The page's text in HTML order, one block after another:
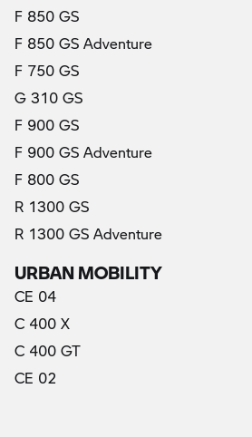
F 850 GS
F 850 GS Adventure
F 750 GS
G 310 GS
F 900 GS
F 900 GS Adventure
F 800 GS
R 1300 GS
R 1300 GS Adventure
URBAN MOBILITY
CE 04
C 400 X
C 400 GT
CE 02